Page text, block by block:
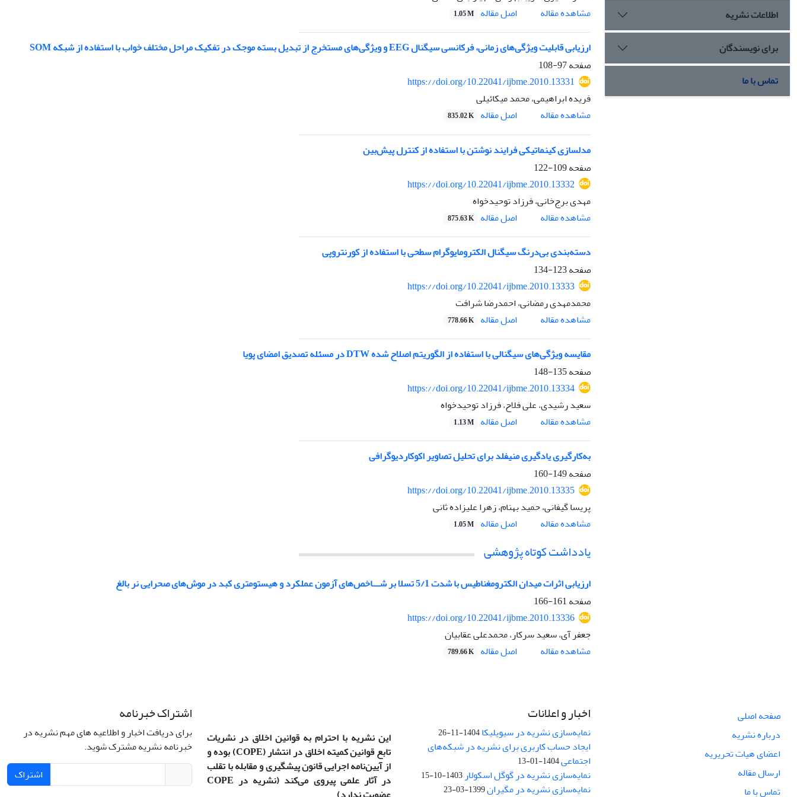
مشاهده مقاله
اصل مقاله 1.05 M
ارزیابی قابلیت ویژگی‌های زمانی، فرکانسی سیگنال EEG و ویژگی‌های مستخرج از تبدیل بسته موجک در تفکیک مراحل مختلف خواب با استفاده از شبکه SOM
صفحه97-108
https://doi.org/10.22041/ijbme.2010.13331
فریده ابراهیمی، محمد میکائیلی
مشاهده مقاله
اصل مقاله 835.02 K
مدلسازی کینماتیکی فرایند نوشتن با استفاده از کنترل پیش‌بین
صفحه109-122
https://doi.org/10.22041/ijbme.2010.13332
مهدی برج‌خانی، فرزاد توحیدخواه
مشاهده مقاله
اصل مقاله 875.63 K
دسته‌بندی بی‌درنگ سیگنال الکترومایوگرام سطحی با استفاده از کورنتروپی
صفحه123-134
https://doi.org/10.22041/ijbme.2010.13333
محمدمهدی رمضانی، احمدرضا شرافت
مشاهده مقاله
اصل مقاله 778.66 K
مقایسه ویژگی‌های سیگنالی با استفاده از الگوریتم اصلاح شده DTW در مسئله تصدیق امضای پویا
صفحه135-148
https://doi.org/10.22041/ijbme.2010.13334
سعید رشیدی، علی فلاح، فرزاد توحیدخواه
مشاهده مقاله
اصل مقاله 1.13 M
به‌کارگیری یادگیری منیفلد برای تحلیل تصاویر اکوکاردیوگرافی
صفحه149-160
https://doi.org/10.22041/ijbme.2010.13335
پریسا گیفانی، حمید بهنام، زهرا علیزاده ثانی
مشاهده مقاله
اصل مقاله 1.05 M
یادداشت کوتاه پژوهشی
ارزیابی اثرات میدان الکترومغناطیس با شدت 5/1 تسلا بر شـــاخص‌های آزمون عملکرد و هیستومتری کبد در موش‌های صحرایی نر بالغ
صفحه161-166
https://doi.org/10.22041/ijbme.2010.13336
جعفر آی، سعید سرکار، محمدعلی عقابیان
مشاهده مقاله
اصل مقاله 789.66 K
اطلاعات نشریه
برای نویسندگان
تماس با ما
صفحه اصلی
درباره نشریه
اعضای هیات تحریریه
ارسال مقاله
تماس با ما
اخبار و اعلانات
نمایه‌سازی نشریه در سیویلیکا1404-11-26
ایجاد حساب کاربری برای نشریه در شبکه‌های
اجتماعی1404-01-13
نمایه‌سازی نشریه در گوگل اسکولار 1403-10-15
نمایه‌سازی نشریه در مگیران1399-03-23
این نشریه با احترام به قوانین اخلاق در نشریات
تابع قوانین کمیته اخلاق در انتشار(COPE)بوده و
از آیین‌نامه اجرایی قانون پیشگیری و مقابله با تقلب
در آثار علمی پیروی می‌کند (نشریه در COPE
اشتراک خبرنامه
برای دریافت اخبار و اطلاعیه های مهم نشریه در
خبرنامه نشریه مشترک شوید.
اشتراک